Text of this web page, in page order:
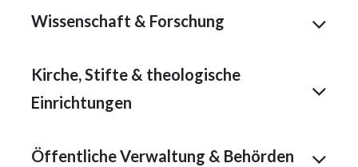
Wissenschaft & Forschung
Kirche, Stifte & theologische
Einrichtungen
Öffentliche Verwaltung & Behörden